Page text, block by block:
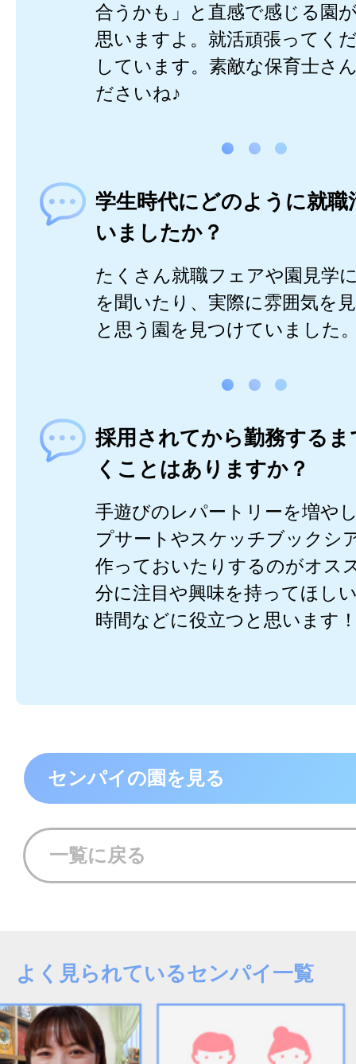
合うかも」と直感で感じる園
思いますよ。就活頑張ってく
しています。素敵な保育士さ
ださいね♪
学生時代にどのように就職
いましたか？
たくさん就職フェアや園見学
を聞いたり、実際に雰囲気を
と思う園を見つけていました
採用されてから勤務する
くことはありますか？
手遊びのレパートリーを増や
プサートやスケッチブックシ
作っておいたりするのがオス
分に注目や興味を持ってほし
時間などに役立つと思います
センパイの園を見る
一覧に戻る
よく見られているセンパイ一覧